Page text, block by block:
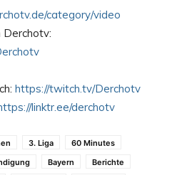
category/video
Derchotv:
https://twitch.tv/Derchotv
linktr.ee/derchotv
3. Liga
60 Minutes
Bayern
Berichte